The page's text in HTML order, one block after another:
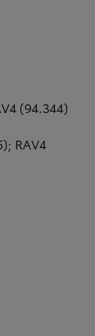
(94.344)
RAV4